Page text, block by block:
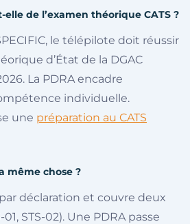
elle de l’examen théorique CATS ?
le télépilote doit réussir
d’État de la DGAC
La PDRA encadre
individuelle.
une préparation au CATS
même chose ?
déclaration et couvre deux
STS-02). Une PDRA passe